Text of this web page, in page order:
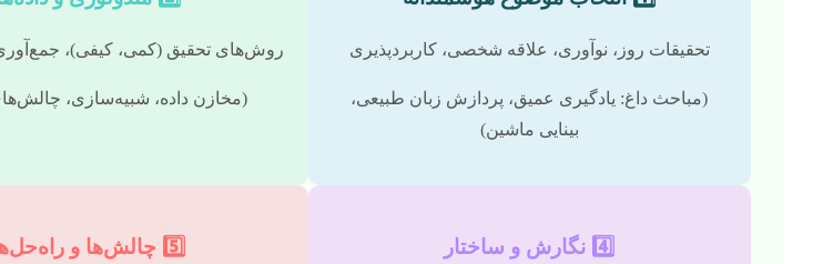
تحقیقات روز، نوآوری، علاقه شخصی، کاربردپذیری
(مباحث داغ: یادگیری عمیق، پردازش زبان طبیعی،
بینایی ماشین)
روش‌های تحقیق (کمی، کیفی)،
(مخازن داده، شبیه‌سازی،
4️⃣ نگارش و ساختار 5️⃣ چالش‌ها و راه‌حل‌ها